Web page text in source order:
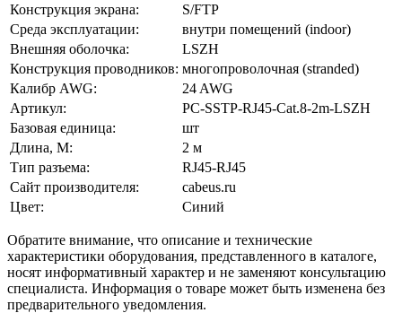
Конструкция экрана:
S/FTP
Среда эксплуатации:
внутри помещений (indoor)
Внешняя оболочка:
LSZH
Конструкция проводников: многопроволочная (stranded)
Калибр AWG:
24 AWG
Артикул:
PC-SSTP-RJ45-Cat.8-2m-LSZH
Базовая единица:
шт
Длина, М:
2 м
Тип разъема:
RJ45-RJ45
Сайт производителя:
cabeus.ru
Цвет:
Синий
Обратите внимание, что описание и технические
характеристики оборудования, представленного в каталоге,
носят информативный характер и не заменяют консультацию
специалиста. Информация о товаре может быть изменена без
предварительного уведомления.